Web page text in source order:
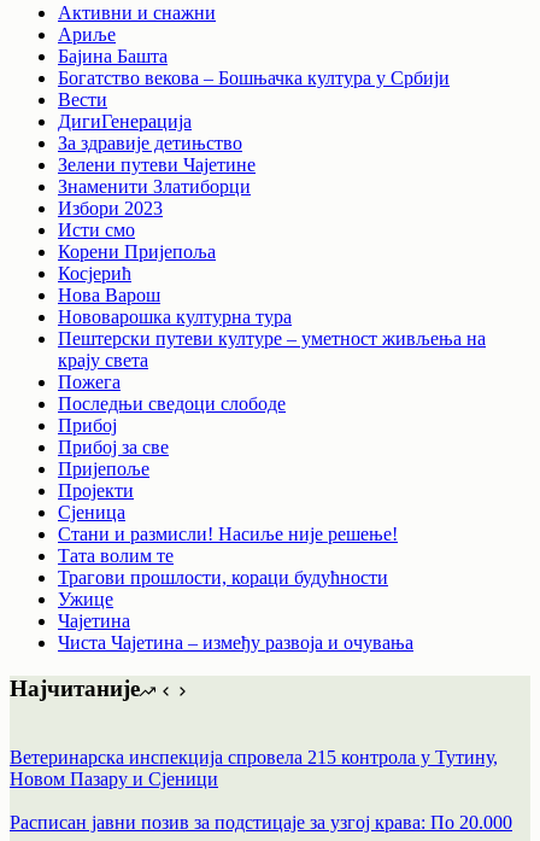
Активни и снажни
Ариље
Бајина Башта
Богатство векова – Бошњачка култура у Србији
Вести
ДигиГенерација
За здравије детињство
Зелени путеви Чајетине
Знаменити Златиборци
Избори 2023
Исти смо
Корени Пријепоља
Косјерић
Нова Варош
Нововарошка културна тура
Пештерски путеви културе – уметност живљења на
крају света
Пожега
Последњи сведоци слободе
Прибој
Прибој за све
Пријепоље
Пројекти
Сјеница
Стани и размисли! Насиље није решење!
Тата волим те
Трагови прошлости, кораци будућности
Ужице
Чајетина
Чиста Чајетина – између развоја и очувања
Најчитаније
Ветеринарска инспекција спровела 215 контрола у Тутину,
Новом Пазару и Сјеници
Расписан јавни позив за подстицаје за узгој крава: По 20.000